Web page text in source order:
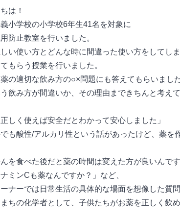
は！
小学校の小学校6年生41名を対象に
防止教室を行いました。
い使い方とどんな時に間違った使い方をしてし
もらう授業を行いました。
の適切な飲み方の○×問題にも答えてもらいました
飲み方が間違いか、その理由まできちんと考えて
正しく使えば安全だとわかって安心しました」
でも酸性/アルカリ性という話があったけど、薬
んを食べた後だと薬の時間は変えた方が良いんです
ナミンCも薬なんですか？」など、
ナーでは日常生活の具体的な場面を想像した質
ちの化学者として、子供たちがお薬を正しく飲